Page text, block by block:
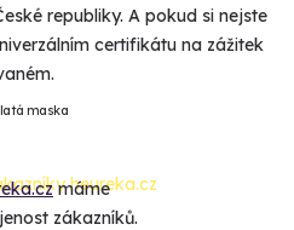
republiky. A pokud si nejste
certifikátu na zážitek
máme
zákazníků.